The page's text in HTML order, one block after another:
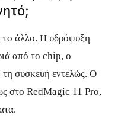
άλλο. Η υδρόψυξη
από το chip, ο
τη συσκευή εντελώς. Ο
στο RedMagic 11 Pro,